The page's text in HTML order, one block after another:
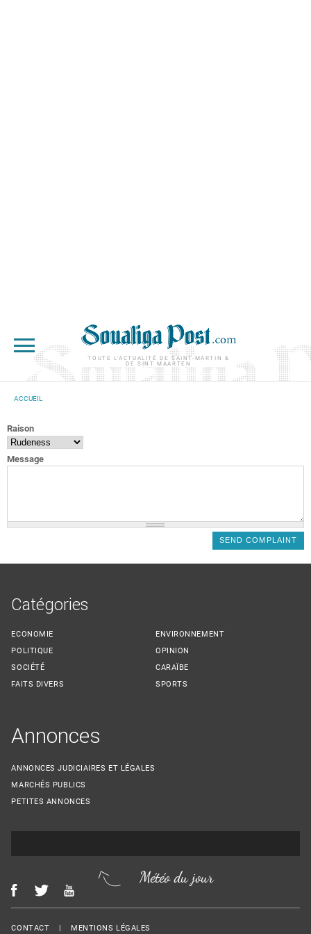
TOUTE L'ACTUALITÉ DE SAINT-MARTIN &
DE SINT MAARTEN
ACCUEIL
Raison
Message
Catégories
ECONOMIE
POLITIQUE
SOCIÉTÉ
FAITS DIVERS
ENVIRONNEMENT
OPINION
CARAÏBE
SPORTS
Annonces
ANNONCES JUDICIAIRES ET LÉGALES
MARCHÉS PUBLICS
PETITES ANNONCES
Météo du jour
Menu Footer
CONTACT MENTIONS LÉGALES